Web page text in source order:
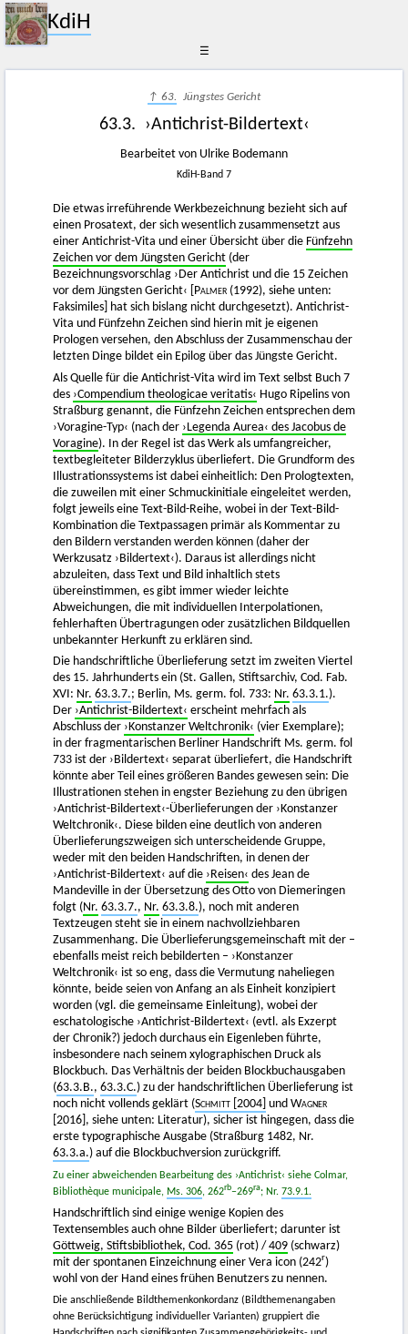
KdiH
☰
↑ 63. Jüngstes Gericht
63.3. ›Antichrist-Bildertext‹
Bearbeitet von Ulrike Bodemann
KdiH-Band 7
Die etwas irreführende Werkbezeichnung bezieht sich auf
einen Prosatext, der sich wesentlich zusammensetzt aus
einer Antichrist-Vita und einer Übersicht über die Fünfzehn
Zeichen vor dem Jüngsten Gericht (der
Bezeichnungsvorschlag ›Der Antichrist und die 15 Zeichen
vor dem Jüngsten Gericht‹ [Palmer (1992), siehe unten:
Faksimiles] hat sich bislang nicht durchgesetzt). Antichrist-
Vita und Fünfzehn Zeichen sind hierin mit je eigenen
Prologen versehen, den Abschluss der Zusammenschau der
letzten Dinge bildet ein Epilog über das Jüngste Gericht.
Als Quelle für die Antichrist-Vita wird im Text selbst Buch 7
des ›Compendium theologicae veritatis‹ Hugo Ripelins von
Straßburg genannt, die Fünfzehn Zeichen entsprechen dem
›Voragine-Typ‹ (nach der ›Legenda Aurea‹ des Jacobus de
Voragine). In der Regel ist das Werk als umfangreicher,
textbegleiteter Bilderzyklus überliefert. Die Grundform des
Illustrationssystems ist dabei einheitlich: Den Prologtexten,
die zuweilen mit einer Schmuckinitiale eingeleitet werden,
folgt jeweils eine Text-Bild-Reihe, wobei in der Text-Bild-
Kombination die Textpassagen primär als Kommentar zu
den Bildern verstanden werden können (daher der
Werkzusatz ›Bildertext‹). Daraus ist allerdings nicht
abzuleiten, dass Text und Bild inhaltlich stets
übereinstimmen, es gibt immer wieder leichte
Abweichungen, die mit individuellen Interpolationen,
fehlerhaften Übertragungen oder zusätzlichen Bildquellen
unbekannter Herkunft zu erklären sind.
Die handschriftliche Überlieferung setzt im zweiten Viertel
des 15. Jahrhunderts ein (St. Gallen, Stiftsarchiv, Cod. Fab.
XVI: Nr. 63.3.7.; Berlin, Ms. germ. fol. 733: Nr. 63.3.1.).
Der ›Antichrist-Bildertext‹ erscheint mehrfach als
Abschluss der ›Konstanzer Weltchronik‹ (vier Exemplare);
in der fragmentarischen Berliner Handschrift Ms. germ. fol
733 ist der ›Bildertext‹ separat überliefert, die Handschrift
könnte aber Teil eines größeren Bandes gewesen sein: Die
Illustrationen stehen in engster Beziehung zu den übrigen
›Antichrist-Bildertext‹-Überlieferungen der ›Konstanzer
Weltchronik‹. Diese bilden eine deutlich von anderen
Überlieferungszweigen sich unterscheidende Gruppe,
weder mit den beiden Handschriften, in denen der
›Antichrist-Bildertext‹ auf die ›Reisen‹ des Jean de
Mandeville in der Übersetzung des Otto von Diemeringen
folgt (Nr. 63.3.7., Nr. 63.3.8.), noch mit anderen
Textzeugen steht sie in einem nachvollziehbaren
Zusammenhang. Die Überlieferungsgemeinschaft mit der –
ebenfalls meist reich bebilderten – ›Konstanzer
Weltchronik‹ ist so eng, dass die Vermutung naheliegen
könnte, beide seien von Anfang an als Einheit konzipiert
worden (vgl. die gemeinsame Einleitung), wobei der
eschatologische ›Antichrist-Bildertext‹ (evtl. als Exzerpt
der Chronik?) jedoch durchaus ein Eigenleben führte,
insbesondere nach seinem xylographischen Druck als
Blockbuch. Das Verhältnis der beiden Blockbuchausgaben
(63.3.B., 63.3.C.) zu der handschriftlichen Überlieferung ist
noch nicht vollends geklärt (Schmitt [2004] und Wagner
[2016] , siehe unten: Literatur), sicher ist hingegen, dass die
erste typographische Ausgabe (Straßburg 1482, Nr.
63.3.a.) auf die Blockbuchversion zurückgriff.
Zu einer abweichenden Bearbeitung des ›Antichrist‹ siehe Colmar,
Bibliothèque municipale, Ms. 306, 262rb–269ra; Nr. 73.9.1.
Handschriftlich sind einige wenige Kopien des
Textensembles auch ohne Bilder überliefert; darunter ist
Göttweig, Stiftsbibliothek, Cod. 365 (rot) /409 (schwarz)
mit der spontanen Einzeichnung einer Vera icon (242r)
wohl von der Hand eines frühen Benutzers zu nennen.
Die anschließende Bildthemenkonkordanz (Bildthemenangaben
ohne Berücksichtigung individueller Varianten) gruppiert die